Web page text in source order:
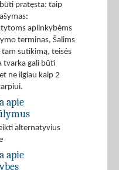
pratęsta: taip
aplinkybėms
terminas, Šalims
tam sutikimą, teisės
tvarka gali būti
ne ilgiau kaip 2
apie
alternatyvius
apie